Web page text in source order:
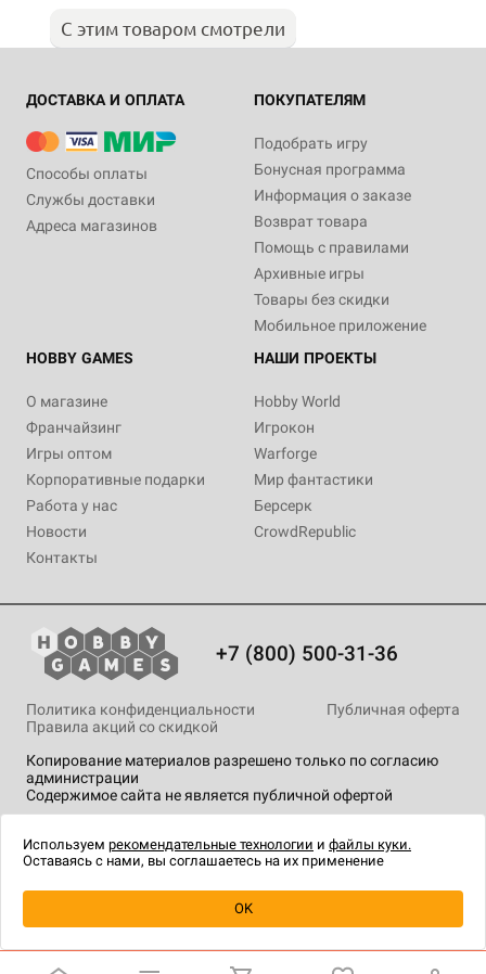
Купить| 2 990 ₽
С этим товаром смотрели
ДОСТАВКА И ОПЛАТА
Способы оплаты
Службы доставки
Адреса магазинов
ПОКУПАТЕЛЯМ
Подобрать игру
Бонусная программа
Информация о заказе
Возврат товара
Помощь с правилами
Архивные игры
Товары без скидки
Мобильное приложение
HOBBY GAMES
О магазине
Франчайзинг
Игры оптом
Корпоративные подарки
Работа у нас
Новости
Контакты
НАШИ ПРОЕКТЫ
Hobby World
Игрокон
Warforge
Мир фантастики
Берсерк
CrowdRepublic
+7 (800) 500-31-36
Копирование материалов разрешено только по согласию
администрации
Содержимое сайта не является публичной офертой
Политика конфиденциальности
Публичная оферта
Правила акций со скидкой
технологии.
Используем рекомендательные технологии и файлы куки.
Оставаясь с нами, вы соглашаетесь на их применение
OK